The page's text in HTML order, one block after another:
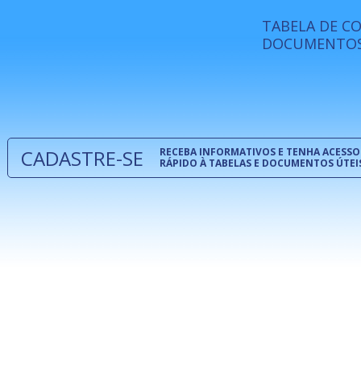
ISO 9001:
A
TABELA DE
CADASTRE-SE
RECEBA INFORMATIVOS E TENHA ACESSO
RÁPIDO À TABELAS E DOCUMENTOS